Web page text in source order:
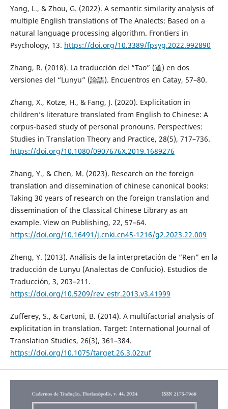
Yang, L., & Zhou, G. (2022). A semantic similarity analysis of
multiple English translations of The Analects: Based on a
natural language processing algorithm. Frontiers in
Psychology, 13. https://doi.org/10.3389/fpsyg.2022.992890
Zhang, R. (2018). La traducción del “Tao” (道) en dos
versiones del “Lunyu” (論語). Encuentros en Catay, 57–80.
Zhang, X., Kotze, H., & Fang, J. (2020). Explicitation in
children’s literature translated from English to Chinese: A
corpus-based study of personal pronouns. Perspectives:
Studies in Translation Theory and Practice, 28(5), 717–736.
https://doi.org/10.1080/0907676X.2019.1689276
Zhang, Y., & Chen, M. (2023). Research on the foreign
translation and dissemination of chinese canonical books:
Taking 30 years of research on the foreign translation and
dissemination of the Classical Chinese Library as an
example. View on Publishing, 22, 57–64.
https://doi.org/10.16491/j.cnki.cn45-1216/g2.2023.22.009
Zheng, Y. (2013). Análisis de la interpretación de “Ren” en la
traducción de Lunyu (Analectas de Confucio). Estudios de
Traducción, 3, 203–211.
https://doi.org/10.5209/rev_estr.2013.v3.41999
Zufferey, S., & Cartoni, B. (2014). A multifactorial analysis of
explicitation in translation. Target: International Journal of
Translation Studies, 26(3), 361–384.
https://doi.org/10.1075/target.26.3.02zuf